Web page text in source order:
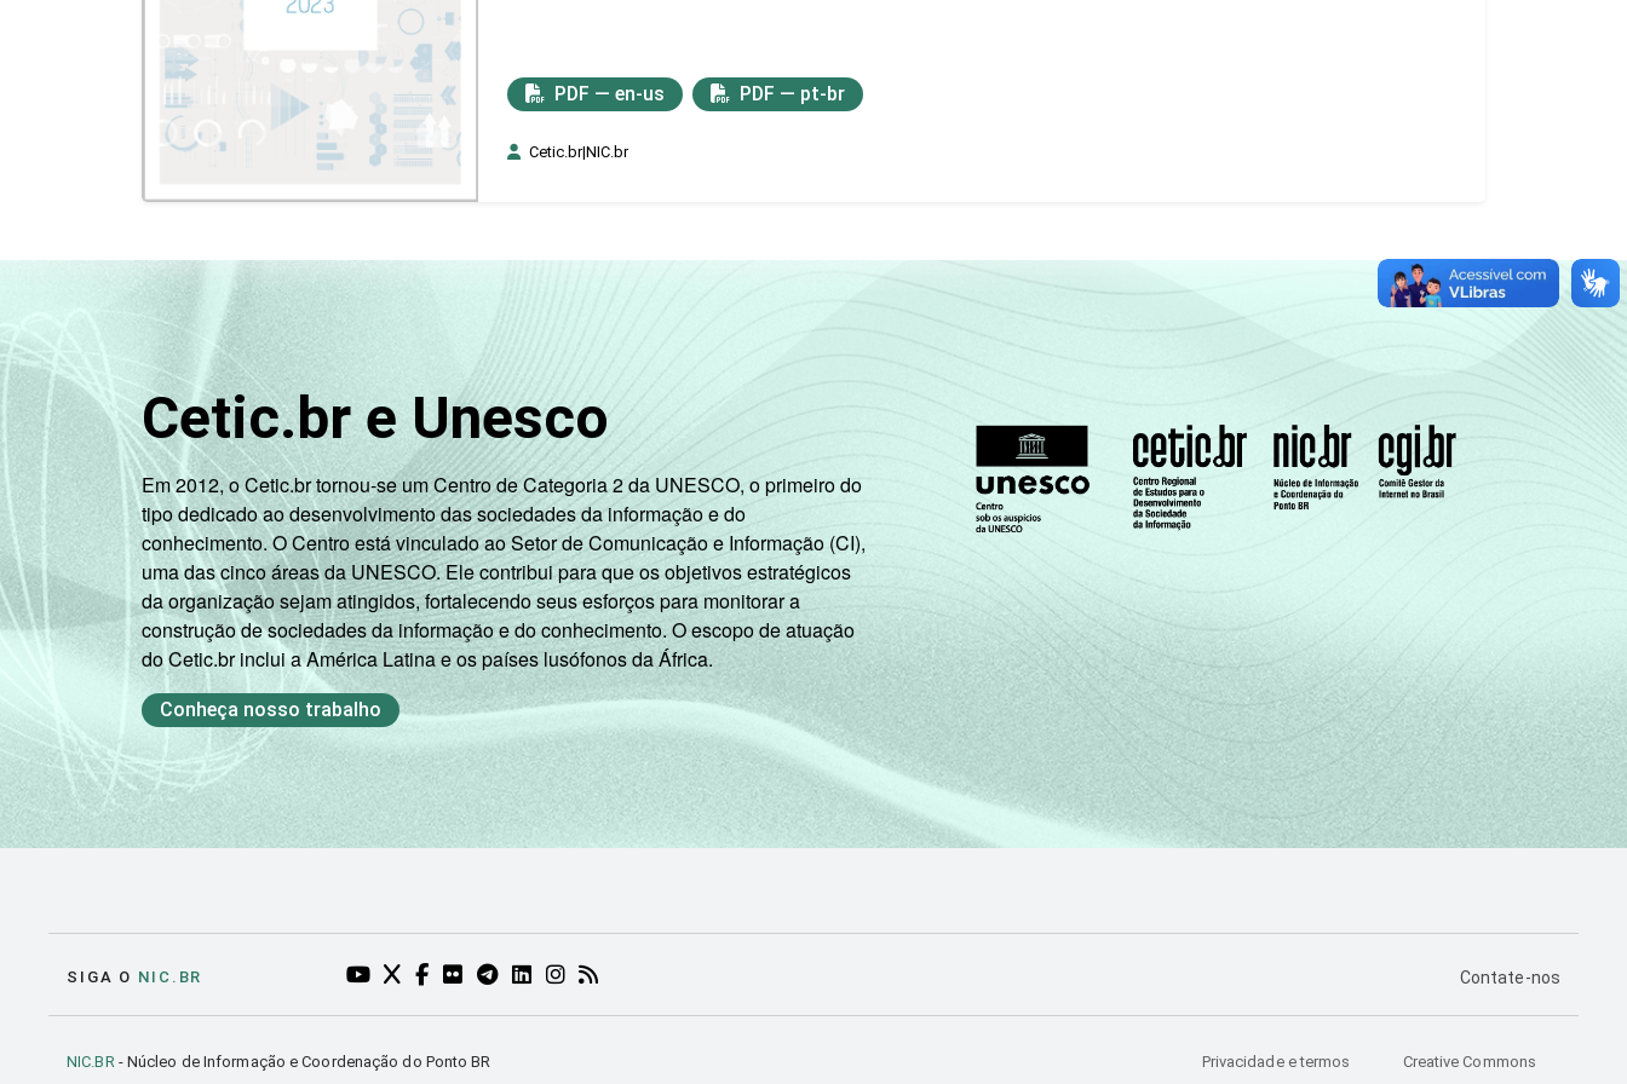
PDF — en-us PDF — pt-br
Cetic.br|NIC.br
Cetic.br e Unesco
Em 2012, o Cetic.br tornou-se um Centro de Categoria 2 da UNESCO, o primeiro do
tipo dedicado ao desenvolvimento das sociedades da informação e do
conhecimento. O Centro está vinculado ao Setor de Comunicação e Informação (CI),
uma das cinco áreas da UNESCO. Ele contribui para que os objetivos estratégicos
da organização sejam atingidos, fortalecendo seus esforços para monitorar a
construção de sociedades da informação e do conhecimento. O escopo de atuação
do Cetic.br inclui a América Latina e os países lusófonos da África.
Conheça nosso trabalho
SIGA O NIC.BR YOUTUBE DO NIC.BR (ABRE EM NOVA ABA)
TWITTER DO NIC.BR (ABRE EM NOVA ABA)
FACEBOOK DO NIC.BR (ABRE EM NOVA ABA)
FLICKR DO NIC.BR (ABRE EM NOVA ABA)
TELEGRAM DO NIC.BR (ABRE EM NOVA ABA)
LINKEDIN DO NIC.BR (ABRE EM NOVA ABA)
INSTAGRAM DO NIC.BR (ABRE EM NOVA ABA)
RSS DO NIC.BR (ABRE EM NOVA ABA) PÁGINA DE
Contate-nos
NIC.BR- Núcleo de Informação e Coordenação do Ponto BR
Privacidade e termos Creative Commons